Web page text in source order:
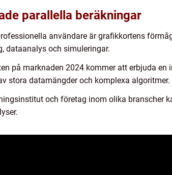
parallella beräkningar
användare är grafikkortens
dataanalys och simuleringar.
på marknaden 2024 kommer att erbjuda
stora datamängder och komplexa algoritmer.
och företag inom olika branscher